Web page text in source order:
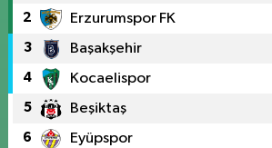
2 Erzurumspor FK
3 Başakşehir
4 Kocaelispor
5 Beşiktaş
6 Eyüpspor